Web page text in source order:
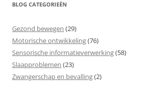
BLOG CATEGORIEËN
Gezond bewegen (29)
Motorische ontwikkeling(76)
Sensorische informatieverwerking(58)
Slaapproblemen (23)
Zwangerschap en bevalling(2)